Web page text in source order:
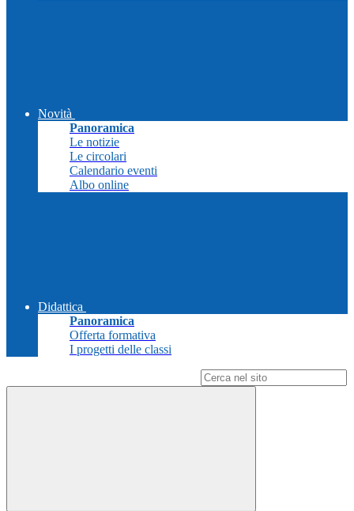
Novità
Panoramica
Le notizie
Le circolari
Calendario eventi
Albo online
Didattica
Panoramica
Offerta formativa
I progetti delle classi